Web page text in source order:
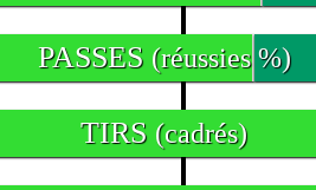
PASSES (réussies %)
TIRS (cadrés)